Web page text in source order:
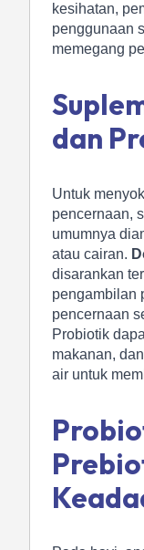
kesihatan,
penggunaan
memegang
dan
Untuk
pencernaan,
umumnya
atau cairan.
disarankan
pengambilan
pencernaan
Probiotik
makanan,
air untuk